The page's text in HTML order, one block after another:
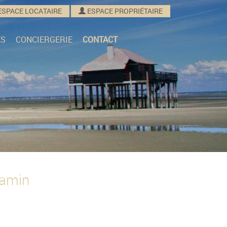
LOCATAIRE ESPACE PROPRIÉTAIRE
CONCIERGERIE CONTACT